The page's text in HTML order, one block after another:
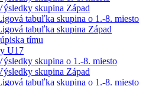
skupina Západ
tabuľka skupina o 1.-8. miesto
tabuľka skupina Západ
tímu
U17
skupina o 1.-8. miesto
skupina Západ
tabuľka skupina o 1.-8. miesto